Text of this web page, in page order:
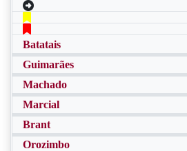
Batatais
Guimarães
Machado
Marcial
Brant
Orozimbo